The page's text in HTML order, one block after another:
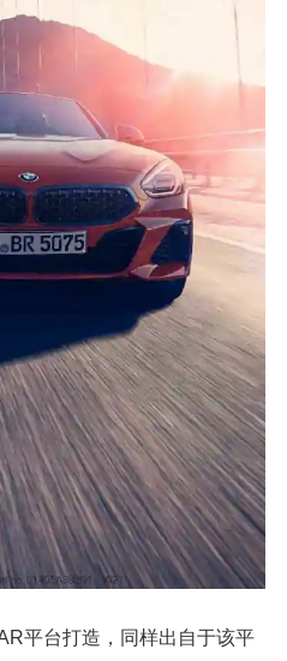
平台打造，同样出自于该平